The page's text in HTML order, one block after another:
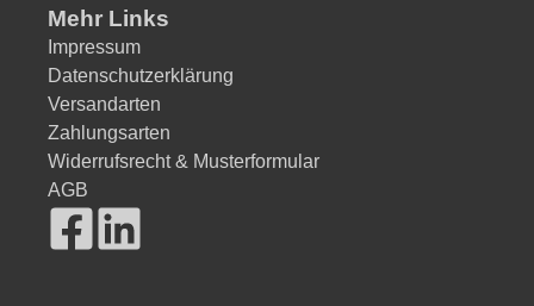
Mehr Links
Impressum
Datenschutzerklärung
Versandarten
Zahlungsarten
Widerrufsrecht & Musterformular
AGB